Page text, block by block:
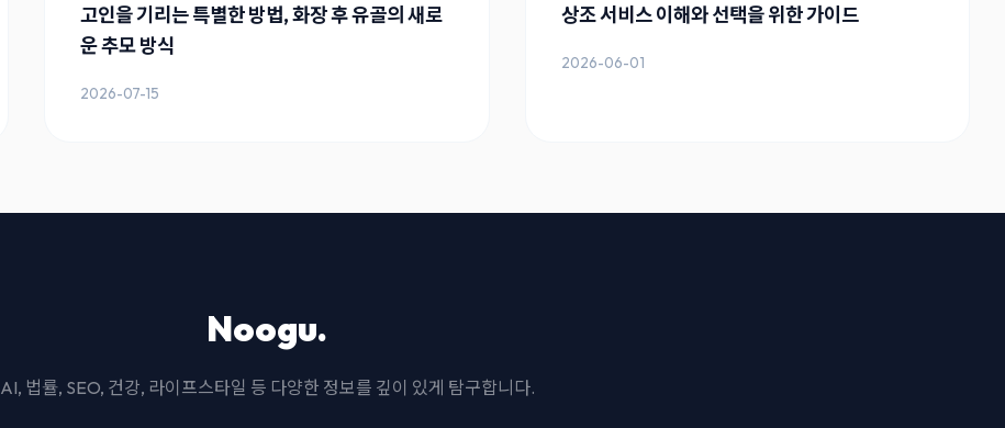
고인을 기리는 특별한 방법, 화장 후 유골의 새로
운 추모 방식
2026-07-15
상조 서비스 이해와 선택을 위한 가이드
2026-06-01
Noogu.
AI, 법률, SEO, 건강, 라이프스타일 등 다양한 정보를 깊이 있게 탐구합니다.